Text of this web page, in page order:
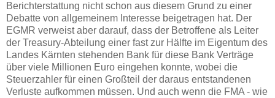
Berichterstattung nicht schon aus diesem Grund zu einer
Debatte von allgemeinem Interesse beigetragen hat. Der
EGMR verweist aber darauf, dass der Betroffene als Leiter
der Treasury-Abteilung einer fast zur Hälfte im Eigentum des
Landes Kärnten stehenden Bank für diese Bank Verträge
über viele Millionen Euro eingehen konnte, wobei die
Steuerzahler für einen Großteil der daraus entstandenen
Verluste aufkommen müssen. Und auch wenn die FMA - wie